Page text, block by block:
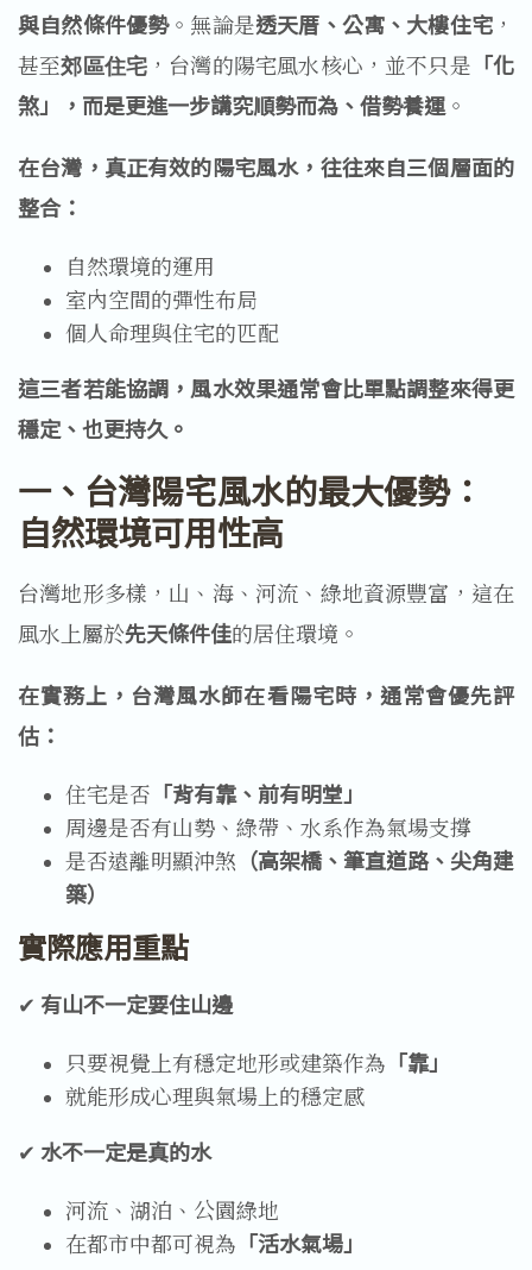
與自然條件優勢。無論是透天厝、公寓、大樓住宅 ，
甚至郊區住宅 ，台灣的陽宅風水核心，並不只是 「化
煞」，而是更進一步講究順勢而為、借勢養運 。
在台灣，真正有效的陽宅風水，往往來自三個層面的
整合：
自然環境的運用
室內空間的彈性布局
個人命理與住宅的匹配
這三者若能協調，風水效果通常會比單點調整來得更
穩定、也更持久。
一、台灣陽宅風水的最大優勢：
自然環境可用性高
台灣地形多樣，山、海、河流、綠地資源豐富，這在
風水上屬於先天條件佳的居住環境。
在實務上，台灣風水師在看陽宅時，通常會優先評
估：
住宅是否 「背有靠、前有明堂」
周邊是否有山勢、綠帶、水系作為氣場支撐
是否遠離明顯沖煞 （高架橋、筆直道路、尖角建
築）
實際應用重點
✔ 有山不一定要住山邊
只要視覺上有穩定地形或建築作為 「靠」
就能形成心理與氣場上的穩定感
✔ 水不一定是真的水
河流、湖泊、公園綠地
在都市中都可視為 「活水氣場」